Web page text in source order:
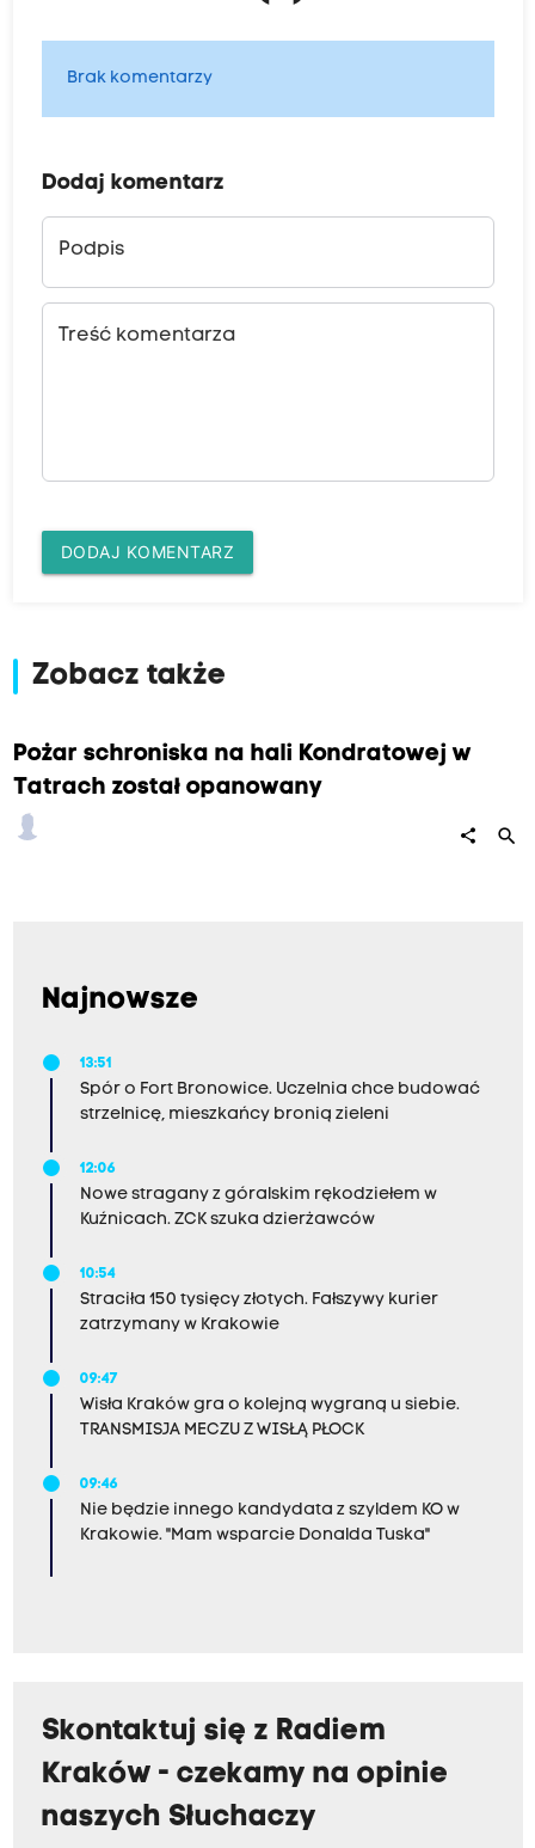
Brak komentarzy
Dodaj komentarz
Podpis
Treść komentarza
DODAJ KOMENTARZ
Zobacz także
Pożar schroniska na hali Kondratowej w
Tatrach został opanowany
share search
Najnowsze
13:51
Spór o Fort Bronowice. Uczelnia chce budować
strzelnicę, mieszkańcy bronią zieleni
12:06
Nowe stragany z góralskim rękodziełem w
Kuźnicach. ZCK szuka dzierżawców
10:54
Straciła 150 tysięcy złotych. Fałszywy kurier
zatrzymany w Krakowie
09:47
Wisła Kraków gra o kolejną wygraną u siebie.
TRANSMISJA MECZU Z WISŁĄ PŁOCK
09:46
Nie będzie innego kandydata z szyldem KO w
Krakowie. "Mam wsparcie Donalda Tuska"
Skontaktuj się z Radiem
Kraków - czekamy na opinie
naszych Słuchaczy